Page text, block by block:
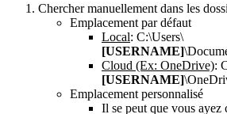
Chercher manuellement dans les
Emplacement par défaut
Local: C:\Users\
[USERNAME]
Cloud (Ex: OneDrive):
[USERNAME]
Emplacement personnalisé
Il se peut que vous ayez